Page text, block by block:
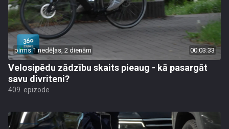
pirms 1 nedēļas, 2 dienām 00:03:33
Velosipēdu zādzību skaits pieaug - kā pasargāt
savu divriteni?
409. epizode